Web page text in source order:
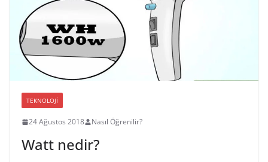
TEKNOLOJI
24 Ağustos 2018 Nasıl Öğrenilir?
Watt nedir?